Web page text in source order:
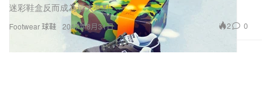
Footwear 球鞋
迷彩鞋盒反而成為最大亮點。
2017年8月31日 2 0